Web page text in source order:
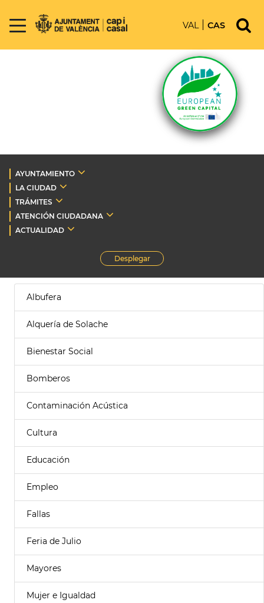
VAL CAS
AYUNTAMIENTO
LA CIUDAD
TRÁMITES
ATENCIÓN CIUDADANA
ACTUALIDAD
Desplegar
Albufera
Alquería de Solache
Bienestar Social
Bomberos
Contaminación Acústica
Cultura
Educación
Empleo
Fallas
Feria de Julio
Mayores
Mujer e Igualdad